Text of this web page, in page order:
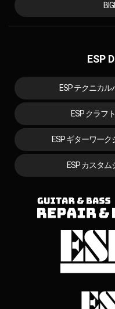
ESP
ESP テクニカ
ESP クラフ
ESP ギターワー
ESP カスタ